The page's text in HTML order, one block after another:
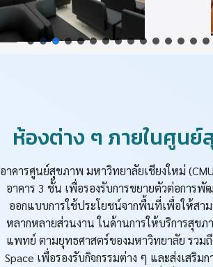
ห้องต่าง ๆ ภายในศูนย์
อาคารศูนย์สุขภาพ มหาวิทยาลัยเชียงใหม่
อาคาร 3 ชั้น เพื่อรองรับการขยายตัวต่อการ
ออกแบบการใช้ประโยชน์จากพื้นที่เพื่อให้สา
หลากหลายส่วนงาน ในด้านการให้บริการสุขภ
แพทย์ ตามยุทธศาสตร์ของมหาวิทยาลัย รวม
Space เพื่อรองรับกิจกรรมต่าง ๆ และส่งเสริม